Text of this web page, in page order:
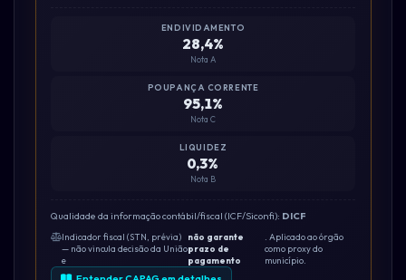
ENDIVIDAMENTO
28,4%
Nota A
POUPANÇA CORRENTE
95,1%
Nota C
LIQUIDEZ
0,3%
Nota B
Qualidade da informação contábil/fiscal (ICF/Siconfi): DICF
Indicador fiscal (STN, prévia)
— não vincula decisão da União
e
não garante
prazo de
pagamento
. Aplicado ao órgão
como proxy do
município.